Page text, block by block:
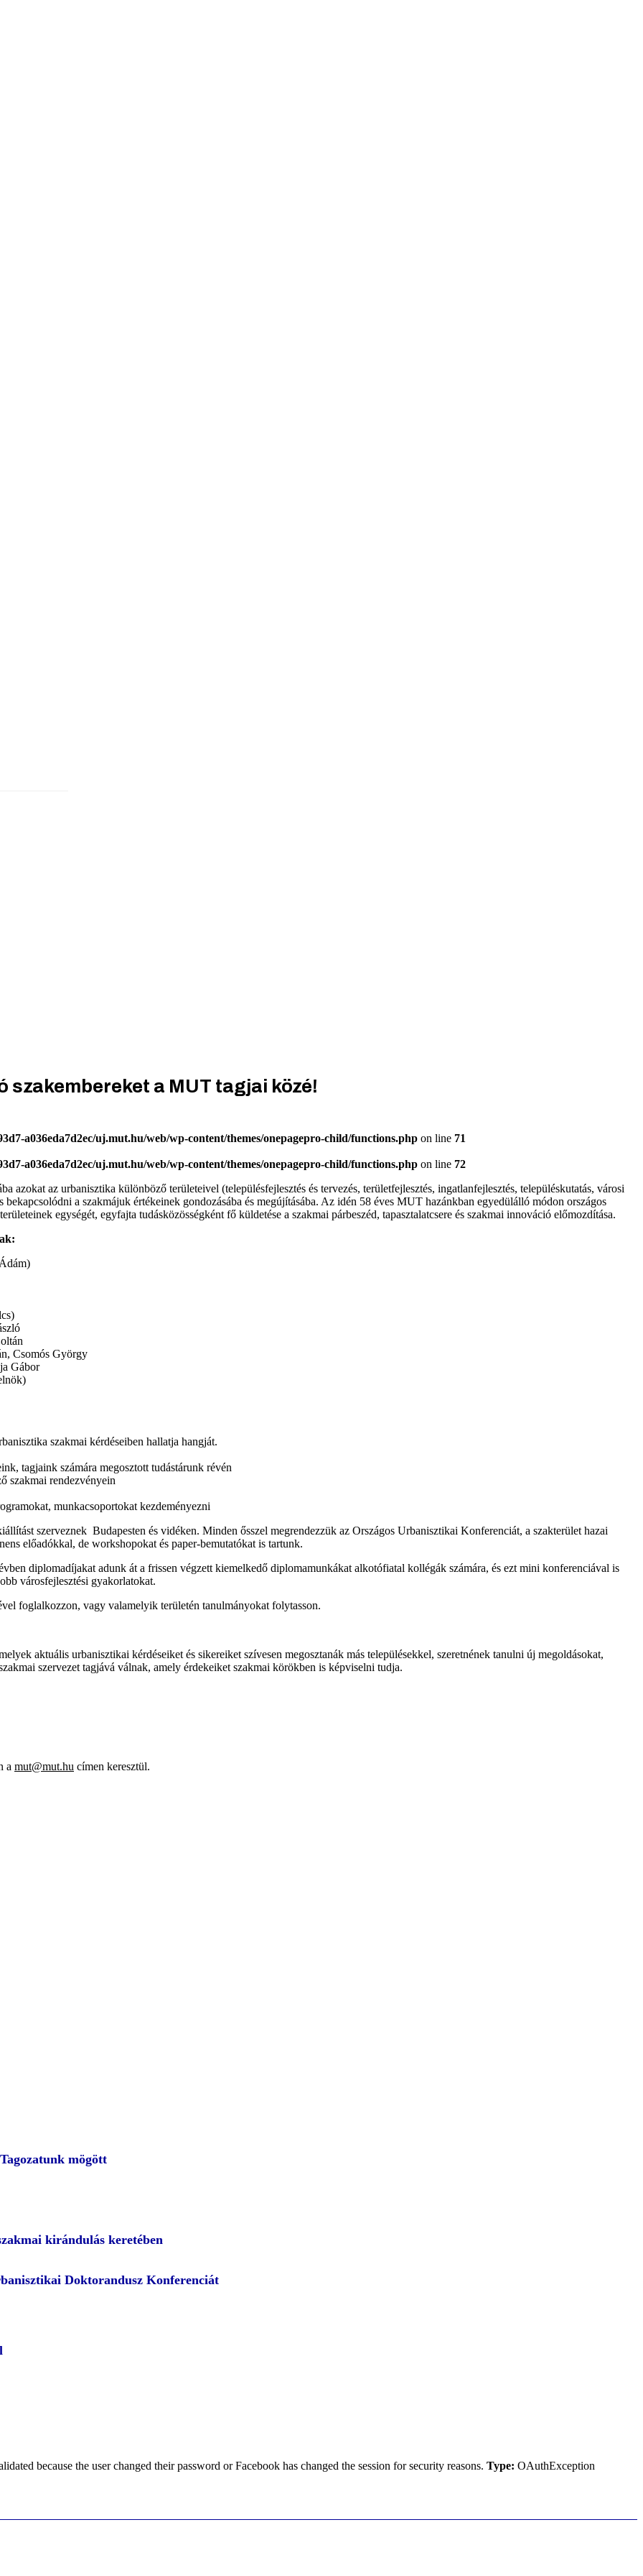
a MUT tagjai közé!
a036eda7d2ec/uj.mut.hu/web/wp-content/themes/onepagepro-child/functions.php on line 71
a036eda7d2ec/uj.mut.hu/web/wp-content/themes/onepagepro-child/functions.php on line 72
az urbanisztika különböző területeivel (településfejlesztés és tervezés, területfejlesztés, ingatlanfejlesztés, településkutatás, városi
a szakmájuk értékeinek gondozásába és megújításába. Az idén 58 éves MUT hazánkban egyedülálló módon országos
egységét, egyfajta tudásközösségként fő küldetése a szakmai párbeszéd, tapasztalatcsere és szakmai innováció előmozdítása.
Csomós György
Gábor
szakmai kérdéseiben hallatja hangját.
tagjaink számára megosztott tudástárunk révén
szakmai rendezvényein
munkacsoportokat kezdeményezni
szerveznek Budapesten és vidéken. Minden ősszel megrendezzük az Országos Urbanisztikai Konferenciát, a szakterület hazai
előadókkal, de workshopokat és paper-bemutatókat is tartunk.
diplomadíjakat adunk át a frissen végzett kiemelkedő diplomamunkákat alkotófiatal kollégák számára, és ezt mini konferenciával is
városfejlesztési gyakorlatokat.
foglalkozzon, vagy valamelyik területén tanulmányokat folytasson.
aktuális urbanisztikai kérdéseiket és sikereiket szívesen megosztanák más településekkel, szeretnének tanulni új megoldásokat,
szervezet tagjává válnak, amely érdekeiket szakmai körökben is képviselni tudja.
a mut@mut.hu címen keresztül.
mögött
kirándulás keretében
Doktorandusz Konferenciát
because the user changed their password or Facebook has changed the session for security reasons. Type: OAuthException